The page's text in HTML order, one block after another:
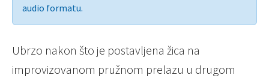
audio formatu.
Ubrzo nakon što je postavljena žica na
improvizovanom pružnom prelazu u drugom